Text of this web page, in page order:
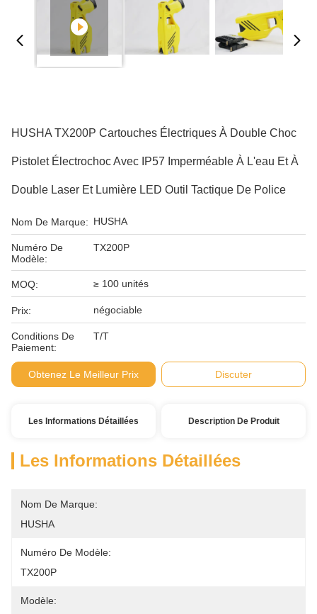
HUSHA TX200P Cartouches Électriques À Double Choc
Pistolet Électrochoc Avec IP57 Imperméable À L'eau Et À
Double Laser Et Lumière LED Outil Tactique De Police
Nom De Marque: HUSHA
Numéro De
Modèle:
TX200P
MOQ: ≥ 100 unités
Prix: négociable
Conditions De
Paiement:
T/T
Obtenez Le Meilleur Prix Discuter
Les Informations Détaillées Description De Produit
Les Informations Détaillées
Nom De Marque:
HUSHA
Numéro De Modèle:
TX200P
Modèle: